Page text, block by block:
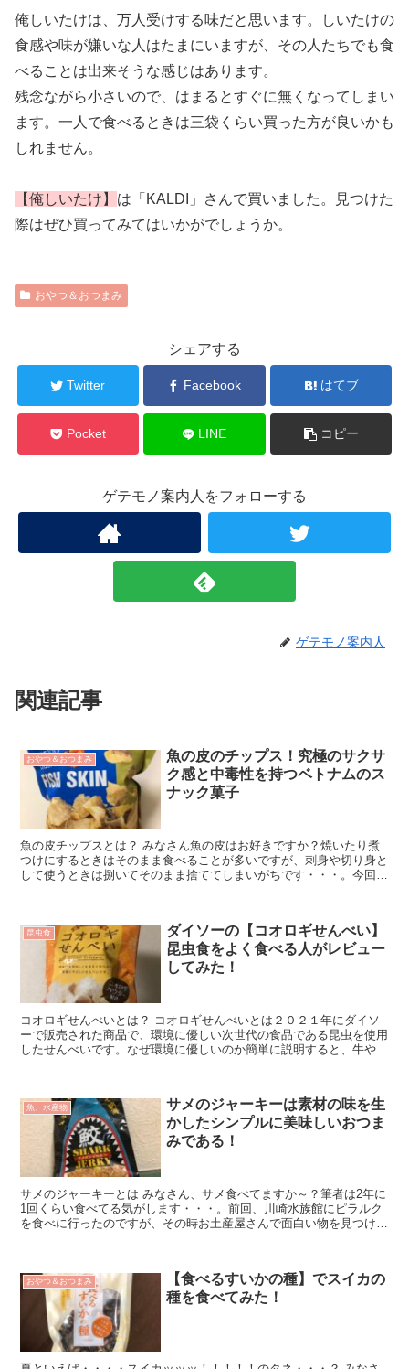
俺しいたけは、万人受けする味だと思います。しいたけの
食感や味が嫌いな人はたまにいますが、その人たちでも食
べることは出来そうな感じはあります。
残念ながら小さいので、はまるとすぐに無くなってしまい
ます。一人で食べるときは三袋くらい買った方が良いかも
しれません。
【俺しいたけ】 は「KALDI」さんで買いました。見つけた
際はぜひ買ってみてはいかがでしょうか。
おやつ＆おつまみ
シェアする
Twitter Facebook はてブ
Pocket LINE コピー
ゲテモノ案内人をフォローする
ゲテモノ案内人
関連記事
おやつ＆おつまみ
魚の皮のチップス！究極のサクサ
ク感と中毒性を持つベトナムのス
ナック菓子
魚の皮チップスとは？ みなさん魚の皮はお好きですか？焼いたり煮
つけにするときはそのまま食べることが多いですが、刺身や切り身と
して使うときは捌いてそのまま捨ててしまいがちです・・・。今回は
昆虫食
ダイソーの【コオロギせんべい】
昆虫食をよく食べる人がレビュー
してみた！
コオロギせんべいとは？ コオロギせんべいとは２０２１年にダイソ
ーで販売された商品で、環境に優しい次世代の食品である昆虫を使用
したせんべいです。なぜ環境に優しいのか簡単に説明すると、牛や豚
魚、水産物
サメのジャーキーは素材の味を生
かしたシンプルに美味しいおつま
みである！
サメのジャーキーとは みなさん、サメ食べてますか～？筆者は2年に
1回くらい食べてる気がします・・・。前回、川崎水族館にピラルク
を食べに行ったのですが、その時お土産屋さんで面白い物を見つけま
おやつ＆おつまみ
【食べるすいかの種】でスイカの
種を食べてみた！